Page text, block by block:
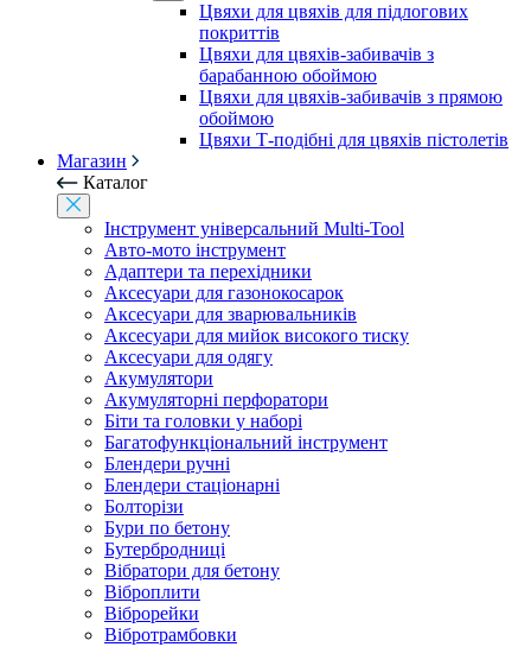
Цвяхи для цвяхів для підлогових
покриттів
Цвяхи для цвяхів-забивачів з
барабанною обоймою
Цвяхи для цвяхів-забивачів з прямою
обоймою
Цвяхи Т-подібні для цвяхів пістолетів
Магазин
Каталог
Інструмент універсальний Multi-Tool
Авто-мото інструмент
Адаптери та перехідники
Аксесуари для газонокосарок
Аксесуари для зварювальників
Аксесуари для мийок високого тиску
Аксесуари для одягу
Акумулятори
Акумуляторні перфоратори
Біти та головки у наборі
Багатофункціональний інструмент
Блендери ручні
Блендери стаціонарні
Болторізи
Бури по бетону
Бутербродниці
Вібратори для бетону
Віброплити
Віброрейки
Вібротрамбовки